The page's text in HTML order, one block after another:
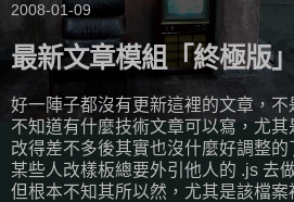
2008-01-09
最新文章模組「終極版」
好一陣子都沒有更新這裡的文章，
不知道有什麼技術文章可以寫，尤
改得差不多後其實也沒什麼好調整
某些人改樣板總要外引他人的 .js 去
但根本不知其所以然，尤其是該檔